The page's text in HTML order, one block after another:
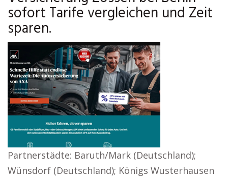
sofort Tarife vergleichen und Zeit
sparen.
Partnerstädte: Baruth/Mark (Deutschland);
Wünsdorf (Deutschland); Königs Wusterhausen